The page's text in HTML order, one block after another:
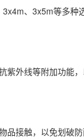
、3x5m等多种
紫外线等附加功能，
品接触，以免划破防